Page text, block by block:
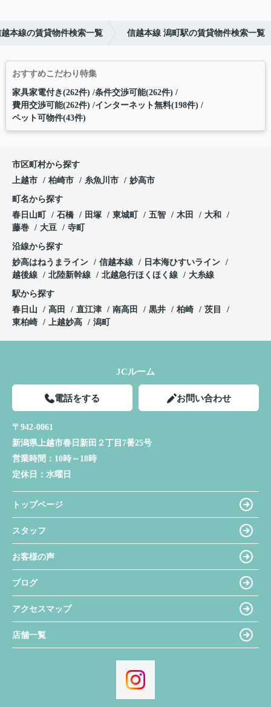
本線の賃貸物件検索一覧 信越本線 潟町駅の賃貸物件検索一覧
おすすめこだわり特集
家具家電付き(262件) 条件交渉可能(262件)
費用交渉可能(262件) インターネット無料(198件)
ペット可物件(43件)
市区町村から探す
上越市
柏崎市 糸魚川市 妙高市
町名から探す
春日山町
石橋 田塚 東城町 五智 木田
大和
藤巻
大豆 寺町
沿線から探す
妙高はねうまライン
信越本線
日本海ひすいライン
越後線
北陸新幹線 北越急行ほくほく線 大糸線
駅から探す
春日山
高田 直江津 南高田 黒井 柏崎
茨目
東柏崎
上越妙高 潟町
JCルーム
電話をする お問い合わせ
〒942-0061
新潟県上越市春日新田２丁目7番25号
営業時間： 10時～18時
定休日： 水曜日
トップページ
スタッフ
お客様の声
ブログ
アクセスマップ
店舗一覧